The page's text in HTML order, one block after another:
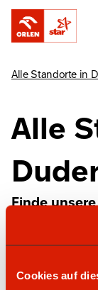
Cookies auf
Alle Standorte in
Alle
Finde